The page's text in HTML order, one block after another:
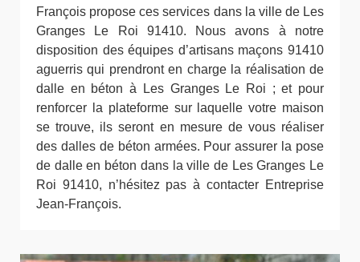
François propose ces services dans la ville de Les
Granges Le Roi 91410. Nous avons à notre
disposition des équipes d’artisans maçons 91410
aguerris qui prendront en charge la réalisation de
dalle en béton à Les Granges Le Roi ; et pour
renforcer la plateforme sur laquelle votre maison
se trouve, ils seront en mesure de vous réaliser
des dalles de béton armées. Pour assurer la pose
de dalle en béton dans la ville de Les Granges Le
Roi 91410, n’hésitez pas à contacter Entreprise
Jean-François.